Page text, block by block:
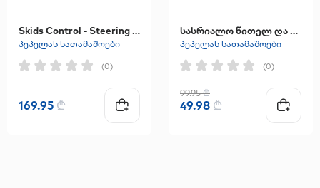
Skids Control - Steering Scooter Lighting Wheels 3 Wheels
პეპელას სათამაშოები
(0)
169.95 ₾
სასრიალო წითელ და ლურჯ ფერებში
პეპელას სათამაშოები
(0)
99.95₾
49.98 ₾